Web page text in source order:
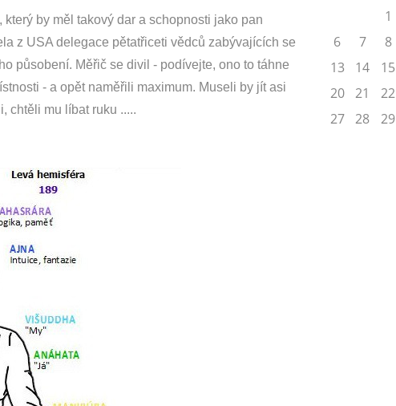
by měl takový dar a schopnosti jako pan
z USA delegace pětatřiceti vědců zabývajících se
působení. Měřič se divil - podívejte, ono to táhne
- a opět naměřili maximum. Museli by jít asi
chtěli mu líbat ruku .....
1
6
7 8
13
14 15
20
21 22
27
28 29